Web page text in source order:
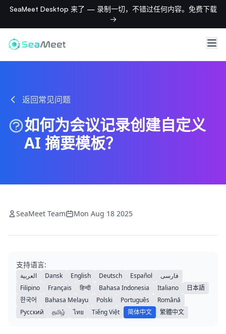
SeaMeet Desktop 来了 — 录制一切，不错过任何内容。免费下载
→
返回常见问题
如何为会议记录创建自定义
AI 摘要模板？
SeaMeet Team Mon Aug 18 2025
支持语言:
العربية Dansk English Deutsch Español
فارسی
Filipino
Français हिन्दी Bahasa Indonesia Italiano
日本語
한국어
Bahasa Melayu Polski Português
Română
Русский
தமிழ் ไทย Tiếng Việt 简体中文 繁體中文